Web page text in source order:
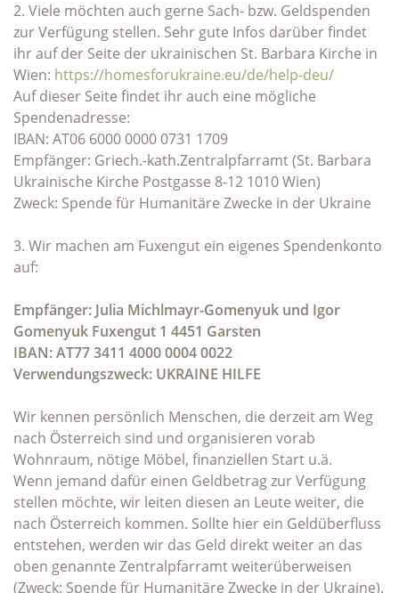
2. Viele möchten auch gerne Sach- bzw. Geldspenden
zur Verfügung stellen. Sehr gute Infos darüber findet
ihr auf der Seite der ukrainischen St. Barbara Kirche in
Wien: https://homesforukraine.eu/de/help-deu/
Auf dieser Seite findet ihr auch eine mögliche
Spendenadresse:
IBAN: AT06 6000 0000 0731 1709
Empfänger: Griech.-kath.Zentralpfarramt (St. Barbara
Ukrainische Kirche Postgasse 8-12 1010 Wien)
Zweck: Spende für Humanitäre Zwecke in der Ukraine
3. Wir machen am Fuxengut ein eigenes Spendenkonto
auf:
Empfänger: Julia Michlmayr-Gomenyuk und Igor
Gomenyuk Fuxengut 1 4451 Garsten
IBAN: AT77 3411 4000 0004 0022
Verwendungszweck: UKRAINE HILFE
Wir kennen persönlich Menschen, die derzeit am Weg
nach Österreich sind und organisieren vorab
Wohnraum, nötige Möbel, finanziellen Start u.ä.
Wenn jemand dafür einen Geldbetrag zur Verfügung
stellen möchte, wir leiten diesen an Leute weiter, die
nach Österreich kommen. Sollte hier ein Geldüberfluss
entstehen, werden wir das Geld direkt weiter an das
oben genannte Zentralpfarramt weiterüberweisen
(Zweck: Spende für Humanitäre Zwecke in der Ukraine).